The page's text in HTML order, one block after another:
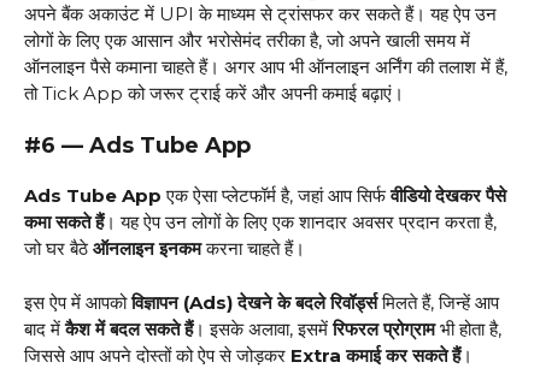
अपने बैंक अकाउंट में UPI के माध्यम से ट्रांसफर कर सकते हैं। यह ऐप उन
लोगों के लिए एक आसान और भरोसेमंद तरीका है, जो अपने खाली समय में
ऑनलाइन पैसे कमाना चाहते हैं। अगर आप भी ऑनलाइन अर्निंग की तलाश में हैं,
तो Tick App को जरूर ट्राई करें और अपनी कमाई बढ़ाएं।
#6 — Ads Tube App
Ads Tube App एक ऐसा प्लेटफॉर्म है, जहां आप सिर्फवीडियो देखकर पैसे
कमा सकते हैं। यह ऐप उन लोगों के लिए एक शानदार अवसर प्रदान करता है,
जो घर बैठे ऑनलाइन इनकमकरना चाहते हैं।
इस ऐप में आपकोविज्ञापन (Ads) देखने के बदले रिवॉर्ड्समिलते हैं, जिन्हें आप
बाद मेंकैश में बदल सकते हैं। इसके अलावा, इसमेंरिफरल प्रोग्रामभी होता है,
जिससे आप अपने दोस्तों को ऐप से जोड़कर Extra कमाई कर सकते हैं।